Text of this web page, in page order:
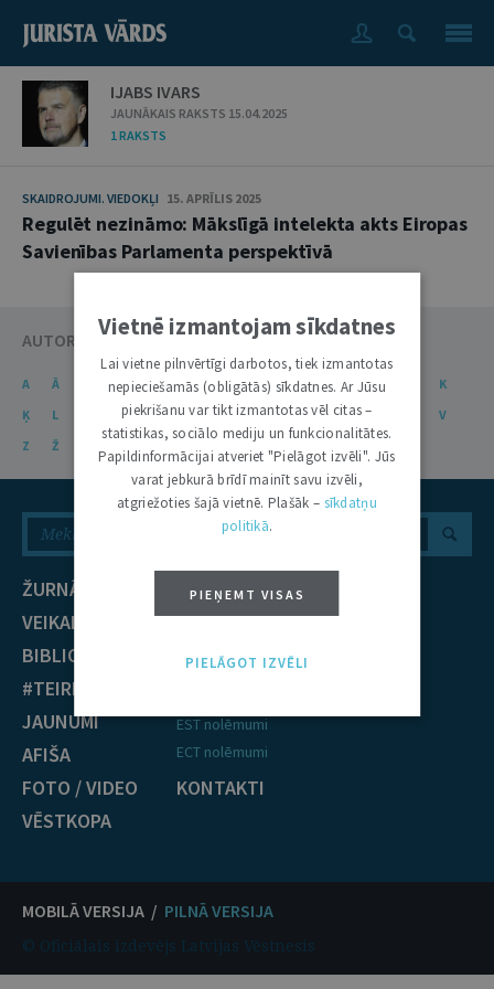
IJABS IVARS
JAUNĀKAIS RAKSTS 15.04.2025
1 RAKSTS
SKAIDROJUMI. VIEDOKĻI 15. APRĪLIS 2025
Regulēt nezināmo: Mākslīgā intelekta akts Eiropas
Savienības Parlamenta perspektīvā
AUTORU KATALOGS
A Ā C Č D E Ē F G Ģ H I
K
Ķ
L N Ņ O P R S Š T
V
Z
Ž
ŽURNĀLS
VEIKALS
BIBLIOTĒKA
#TEIRDARBS
JAUNUMI
AFIŠA
FOTO / VIDEO
VĒSTKOPA
NOZARES
Krimināltiesības
EST nolēmumi
ECT nolēmumi
KONTAKTI
MOBILĀ VERSIJA / PILNĀ VERSIJA
© Oficiālais izdevējs Latvijas Vēstnesis
Vietnē izmantojam sīkdatnes
Lai vietne pilnvērtīgi darbotos, tiek izmantotas
nepieciešamās (obligātās) sīkdatnes. Ar Jūsu
piekrišanu var tikt izmantotas vēl citas –
statistikas, sociālo mediju un funkcionalitātes.
Papildinformācijai atveriet "Pielāgot izvēli". Jūs
varat jebkurā brīdī mainīt savu izvēli,
atgriežoties šajā vietnē. Plašāk – sīkdatņu
politikā.
PIEŅEMT VISAS
PIELĀGOT IZVĒLI